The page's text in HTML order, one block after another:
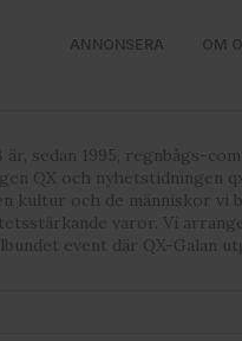
ANNONSERA OM
är, sedan 1995, regnbågs-
QX och nyhetstidningen
kultur och de människor vi
varor. Vi
event där QX-Galan